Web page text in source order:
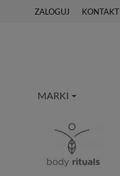
ZALOGUJ KONTAKT
MARKI